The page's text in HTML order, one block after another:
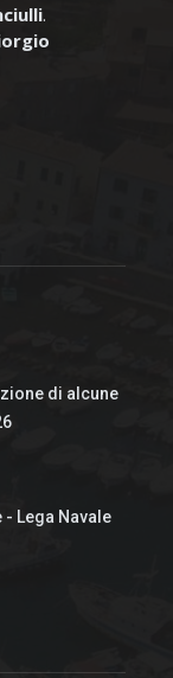
.
di alcune
- Lega Navale